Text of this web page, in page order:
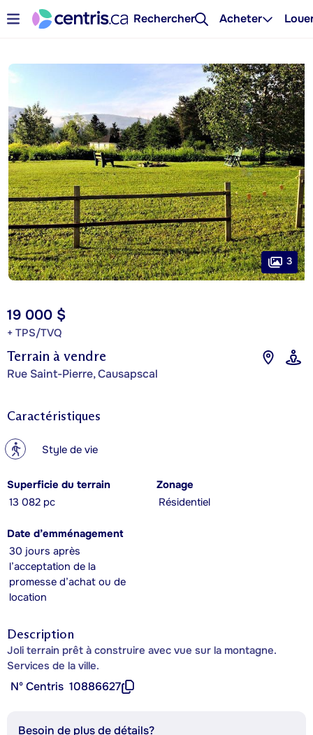
Rechercher Acheter
Terrain à vendre
Rue Saint-Pierre, Causapscal
19 000 $
+ TPS/TVQ
3
Caractéristiques
? Style de vie
Superficie du terrain
13 082 pc
Zonage
Résidentiel
Date d’emménagement
30 jours après
l’acceptation de la
promesse d’achat ou de
location
Description
Joli terrain prêt à construire avec vue sur la montagne.
Services de la ville.
Nº Centris 10886627
Besoin de plus de détails?